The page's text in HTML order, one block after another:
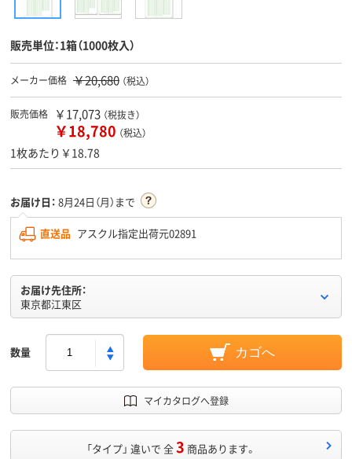
販売単位：1箱（1000枚入）
メーカー価格 ￥20,680 （税込）
販売価格 ￥17,073 （税抜き）
￥18,780 （税込）
1枚あたり￥18.78
お届け日： 8月24日（月）まで
直送品 アスクル指定出荷元02891
お届け先住所：
東京都江東区
数量 カゴへ
マイカタログへ登録
「タイプ」 違いで 全3 商品あります。